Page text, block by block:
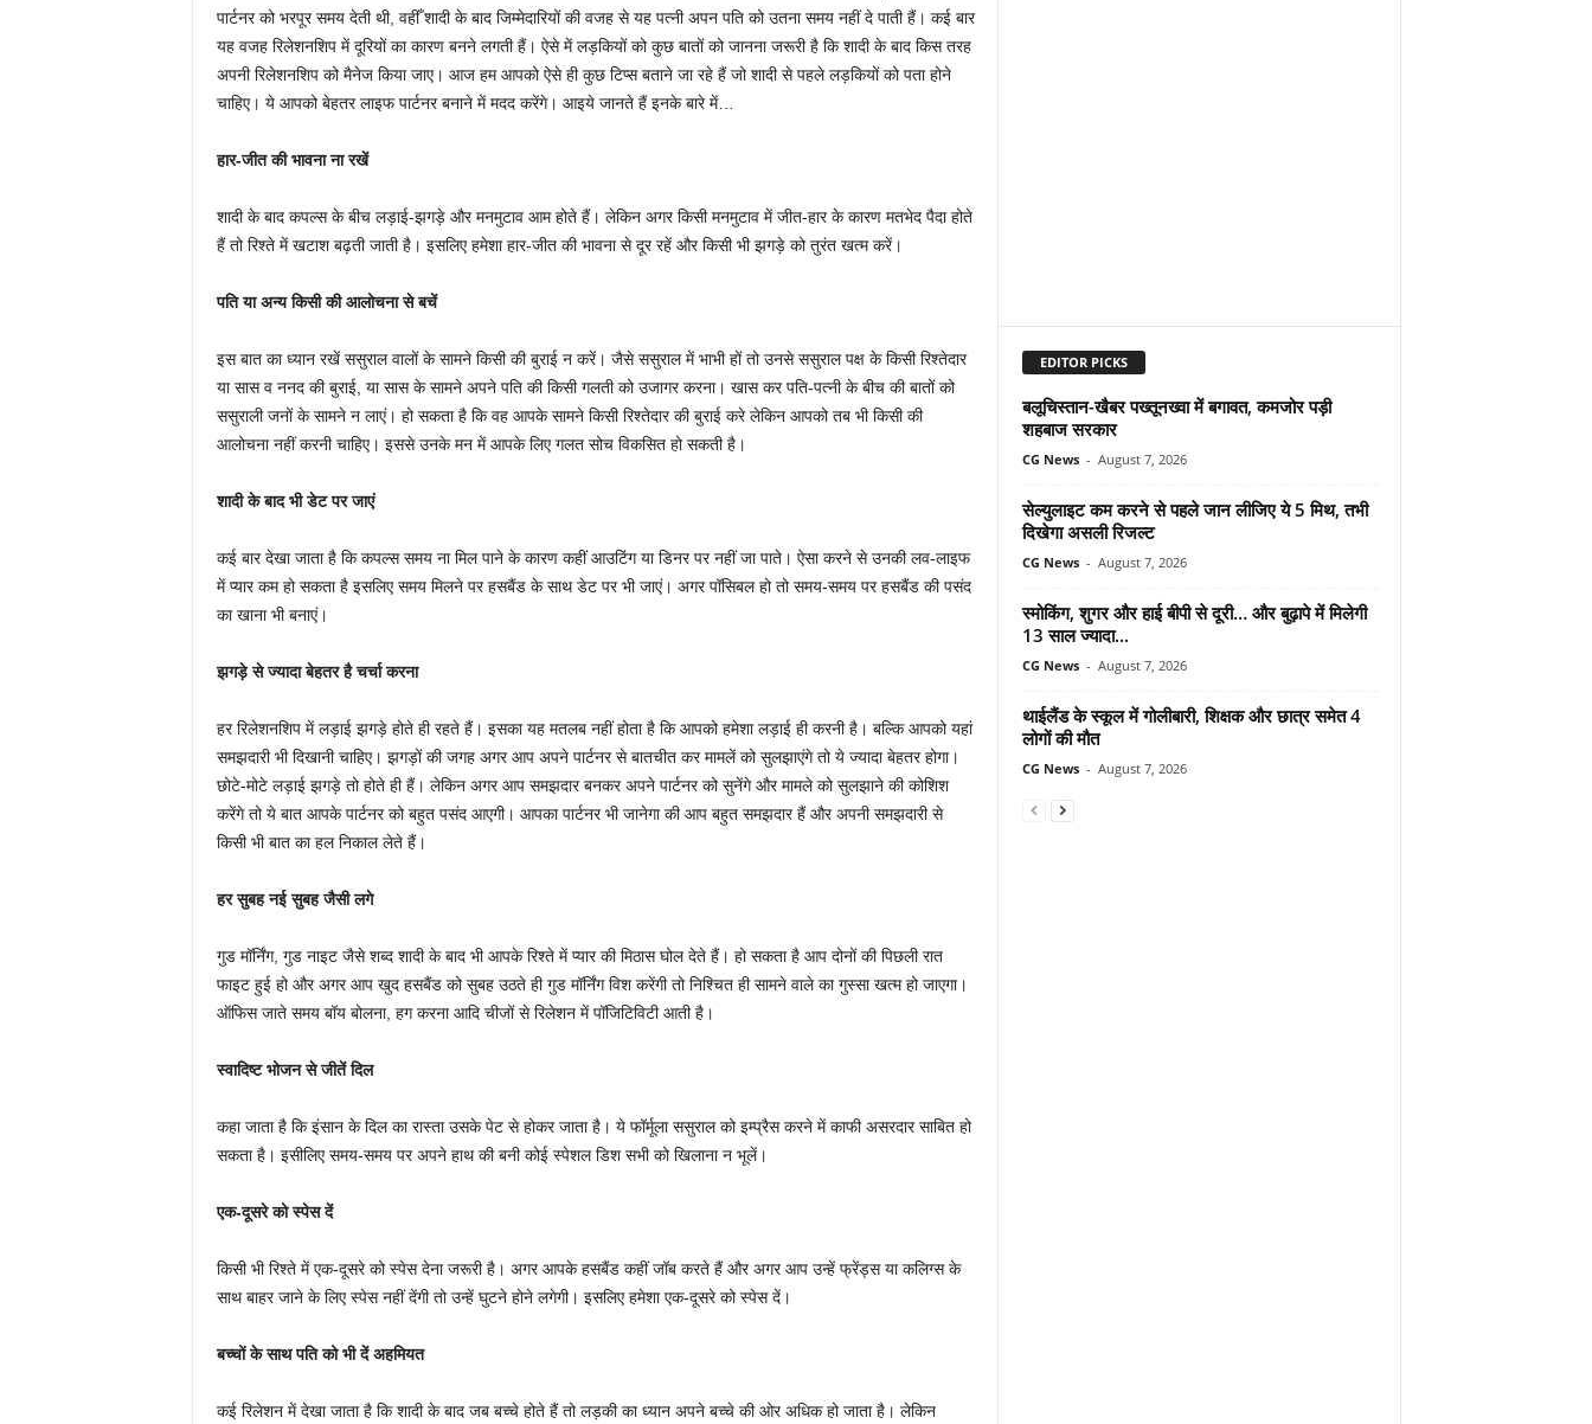
पार्टनर को भरपूर समय देती थी, वहीँ शादी के बाद जिम्मेदारियों की वजह से यह पत्नी अपन पति को उतना समय नहीं दे पाती हैं। कई बार
यह वजह रिलेशनशिप में दूरियों का कारण बनने लगती हैं। ऐसे में लड़कियों को कुछ बातों को जानना जरूरी है कि शादी के बाद किस तरह
अपनी रिलेशनशिप को मैनेज किया जाए। आज हम आपको ऐसे ही कुछ टिप्स बताने जा रहे हैं जो शादी से पहले लड़कियों को पता होने
चाहिए। ये आपको बेहतर लाइफ पार्टनर बनाने में मदद करेंगे। आइये जानते हैं इनके बारे में…
हार-जीत की भावना ना रखें
शादी के बाद कपल्स के बीच लड़ाई-झगड़े और मनमुटाव आम होते हैं। लेकिन अगर किसी मनमुटाव में जीत-हार के कारण मतभेद पैदा होते
हैं तो रिश्ते में खटाश बढ़ती जाती है। इसलिए हमेशा हार-जीत की भावना से दूर रहें और किसी भी झगड़े को तुरंत खत्म करें।
पति या अन्य किसी की आलोचना से बचें
इस बात का ध्यान रखें ससुराल वालों के सामने किसी की बुराई न करें। जैसे ससुराल में भाभी हों तो उनसे ससुराल पक्ष के किसी रिश्तेदार
या सास व ननद की बुराई, या सास के सामने अपने पति की किसी गलती को उजागर करना। खास कर पति-पत्नी के बीच की बातों को
ससुराली जनों के सामने न लाएं। हो सकता है कि वह आपके सामने किसी रिश्तेदार की बुराई करे लेकिन आपको तब भी किसी की
आलोचना नहीं करनी चाहिए। इससे उनके मन में आपके लिए गलत सोच विकसित हो सकती है।
शादी के बाद भी डेट पर जाएं
कई बार देखा जाता है कि कपल्स समय ना मिल पाने के कारण कहीं आउटिंग या डिनर पर नहीं जा पाते। ऐसा करने से उनकी लव-लाइफ
में प्यार कम हो सकता है इसलिए समय मिलने पर हसबैंड के साथ डेट पर भी जाएं। अगर पॉसिबल हो तो समय-समय पर हसबैंड की पसंद
का खाना भी बनाएं।
झगड़े से ज्यादा बेहतर है चर्चा करना
हर रिलेशनशिप में लड़ाई झगड़े होते ही रहते हैं। इसका यह मतलब नहीं होता है कि आपको हमेशा लड़ाई ही करनी है। बल्कि आपको यहां
समझदारी भी दिखानी चाहिए। झगड़ों की जगह अगर आप अपने पार्टनर से बातचीत कर मामलें को सुलझाएंगे तो ये ज्यादा बेहतर होगा।
छोटे-मोटे लड़ाई झगड़े तो होते ही हैं। लेकिन अगर आप समझदार बनकर अपने पार्टनर को सुनेंगे और मामले को सुलझाने की कोशिश
करेंगे तो ये बात आपके पार्टनर को बहुत पसंद आएगी। आपका पार्टनर भी जानेगा की आप बहुत समझदार हैं और अपनी समझदारी से
किसी भी बात का हल निकाल लेते हैं।
हर सुबह नई सुबह जैसी लगे
गुड मॉर्निंग, गुड नाइट जैसे शब्द शादी के बाद भी आपके रिश्ते में प्यार की मिठास घोल देते हैं। हो सकता है आप दोनों की पिछली रात
फाइट हुई हो और अगर आप खुद हसबैंड को सुबह उठते ही गुड मॉर्निंग विश करेंगी तो निश्चित ही सामने वाले का गुस्सा खत्म हो जाएगा।
ऑफिस जाते समय बॉय बोलना, हग करना आदि चीजों से रिलेशन में पॉजिटिविटी आती है।
स्वादिष्ट भोजन से जीतें दिल
कहा जाता है कि इंसान के दिल का रास्ता उसके पेट से होकर जाता है। ये फॉर्मूला ससुराल को इम्प्रैस करने में काफी असरदार साबित हो
सकता है। इसीलिए समय-समय पर अपने हाथ की बनी कोई स्पेशल डिश सभी को खिलाना न भूलें।
एक-दूसरे को स्पेस दें
किसी भी रिश्ते में एक-दूसरे को स्पेस देना जरूरी है। अगर आपके हसबैंड कहीं जॉब करते हैं और अगर आप उन्हें फ्रेंड्स या कलिग्स के
साथ बाहर जाने के लिए स्पेस नहीं देंगी तो उन्हें घुटने होने लगेगी। इसलिए हमेशा एक-दूसरे को स्पेस दें।
बच्चों के साथ पति को भी दें अहमियत
कई रिलेशन में देखा जाता है कि शादी के बाद जब बच्चे होते हैं तो लड़की का ध्यान अपने बच्चे की ओर अधिक हो जाता है। लेकिन
EDITOR PICKS
बलूचिस्तान-खैबर पख्तूनख्वा में बगावत, कमजोर पड़ी
शहबाज सरकार
CG News - August 7, 2026
सेल्युलाइट कम करने से पहले जान लीजिए ये 5 मिथ, तभी
दिखेगा असली रिजल्ट
CG News - August 7, 2026
स्मोकिंग, शुगर और हाई बीपी से दूरी… और बुढ़ापे में मिलेगी
13 साल ज्यादा...
CG News - August 7, 2026
थाईलैंड के स्कूल में गोलीबारी, शिक्षक और छात्र समेत 4
लोगों की मौत
CG News - August 7, 2026